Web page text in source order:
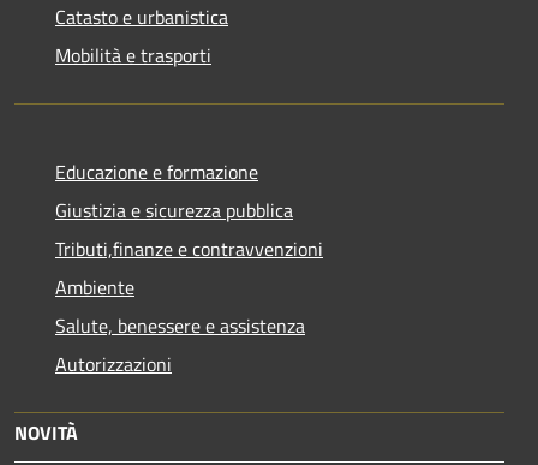
Catasto e urbanistica
Mobilità e trasporti
Educazione e formazione
Giustizia e sicurezza pubblica
Tributi,finanze e contravvenzioni
Ambiente
Salute, benessere e assistenza
Autorizzazioni
NOVITÀ